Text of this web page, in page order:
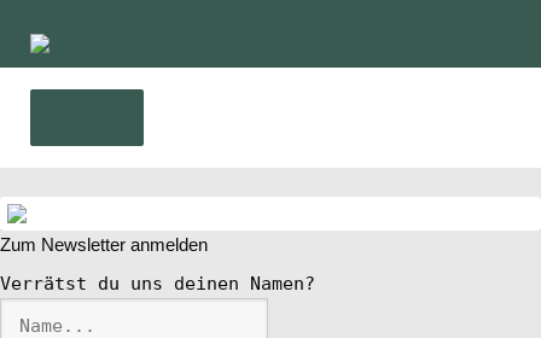
Zur
Navigation
Zum
Inhalt
News
Wing und Foil
Zum Newsletter anmelden
Verrätst du uns deinen Namen?